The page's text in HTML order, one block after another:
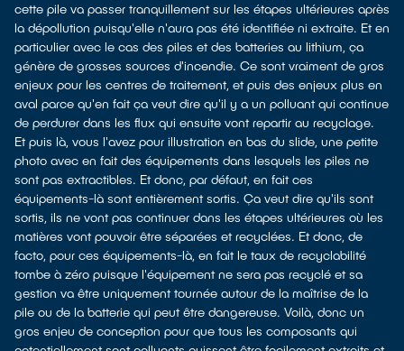
cette pile va passer tranquillement sur les étapes ultérieures après
la dépollution puisqu'elle n'aura pas été identifiée ni extraite. Et en
particulier avec le cas des piles et des batteries au lithium, ça
génère de grosses sources d'incendie. Ce sont vraiment de gros
enjeux pour les centres de traitement, et puis des enjeux plus en
aval parce qu'en fait ça veut dire qu'il y a un polluant qui continue
de perdurer dans les flux qui ensuite vont repartir au recyclage.
Et puis là, vous l'avez pour illustration en bas du slide, une petite
photo avec en fait des équipements dans lesquels les piles ne
sont pas extractibles. Et donc, par défaut, en fait ces
équipements-là sont entièrement sortis. Ça veut dire qu'ils sont
sortis, ils ne vont pas continuer dans les étapes ultérieures où les
matières vont pouvoir être séparées et recyclées. Et donc, de
facto, pour ces équipements-là, en fait le taux de recyclabilité
tombe à zéro puisque l'équipement ne sera pas recyclé et sa
gestion va être uniquement tournée autour de la maîtrise de la
pile ou de la batterie qui peut être dangereuse. Voilà, donc un
gros enjeu de conception pour que tous les composants qui